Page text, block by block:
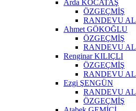
Arda KOCATAŞ
ÖZGEÇMİŞ
RANDEVU AL
Ahmet GÖKOĞLU
ÖZGEÇMİŞ
RANDEVU AL
Renginar KILIÇLI
ÖZGEÇMİŞ
RANDEVU AL
Ezgi ŞENGÜN
RANDEVU AL
ÖZGEÇMİŞ